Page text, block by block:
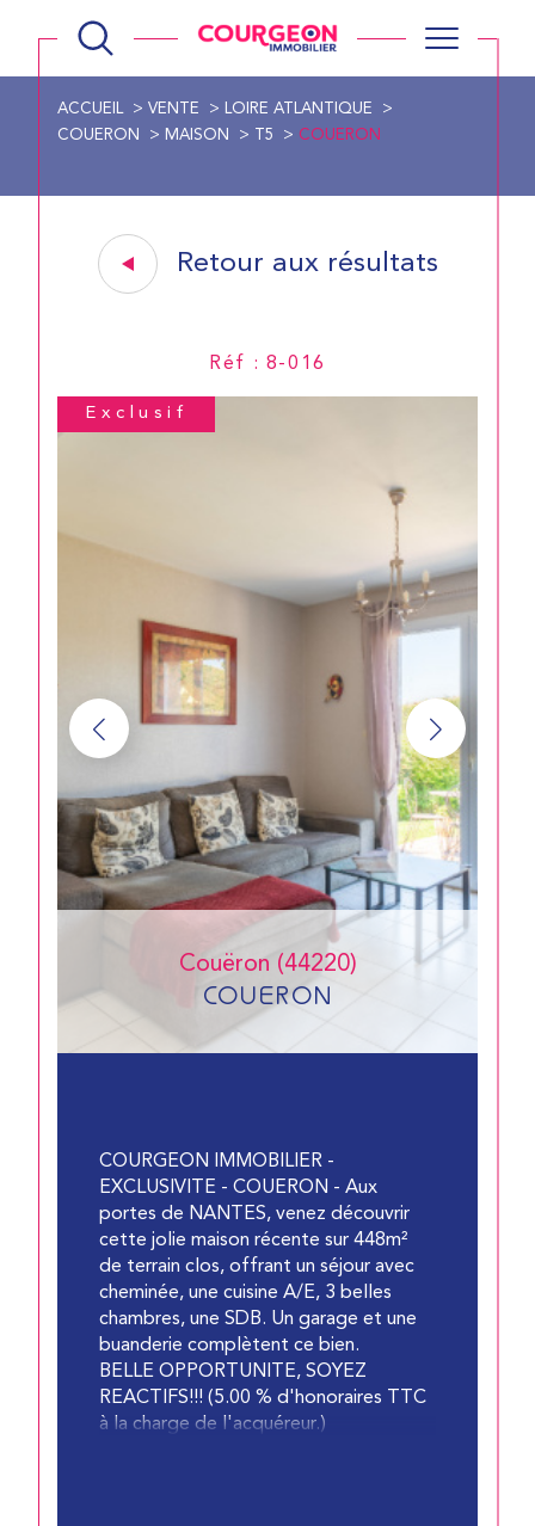
ACCUEIL VENTE
LOIRE ATLANTIQUE
COUERON
MAISON T5 COUERON
Retour aux résultats
Réf : 8-016
Exclusif
Couëron (44220)
COUERON
COURGEON IMMOBILIER -
EXCLUSIVITE - COUERON - Aux
portes de NANTES, venez découvrir
cette jolie maison récente sur 448m²
de terrain clos, offrant un séjour avec
cheminée, une cuisine A/E, 3 belles
chambres, une SDB. Un garage et une
buanderie complètent ce bien.
BELLE OPPORTUNITE, SOYEZ
REACTIFS!!! (5.00 % d'honoraires TTC
à la charge de l'acquéreur.)